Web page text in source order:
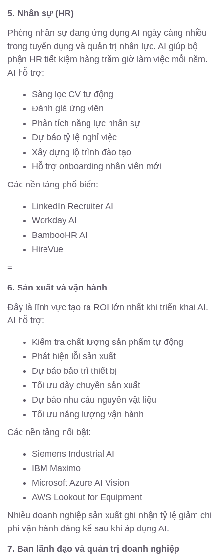
5. Nhân sự (HR)
Phòng nhân sự đang ứng dụng AI ngày càng nhiều
trong tuyển dụng và quản trị nhân lực. AI giúp bộ
phận HR tiết kiệm hàng trăm giờ làm việc mỗi năm.
AI hỗ trợ:
Sàng lọc CV tự động
Đánh giá ứng viên
Phân tích năng lực nhân sự
Dự báo tỷ lệ nghỉ việc
Xây dựng lộ trình đào tạo
Hỗ trợ onboarding nhân viên mới
Các nền tảng phổ biến:
LinkedIn Recruiter AI
Workday AI
BambooHR AI
HireVue
=
6. Sản xuất và vận hành
Đây là lĩnh vực tạo ra ROI lớn nhất khi triển khai AI.
AI hỗ trợ:
Kiểm tra chất lượng sản phẩm tự động
Phát hiện lỗi sản xuất
Dự báo bảo trì thiết bị
Tối ưu dây chuyền sản xuất
Dự báo nhu cầu nguyên vật liệu
Tối ưu năng lượng vận hành
Các nền tảng nổi bật:
Siemens Industrial AI
IBM Maximo
Microsoft Azure AI Vision
AWS Lookout for Equipment
Nhiều doanh nghiệp sản xuất ghi nhận tỷ lệ giảm chi
phí vận hành đáng kể sau khi áp dụng AI.
7. Ban lãnh đạo và quản trị doanh nghiệp